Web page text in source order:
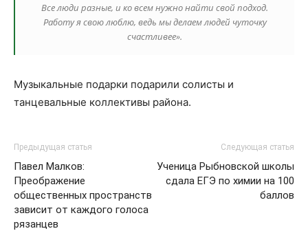
Все люди разные, и ко всем нужно найти свой подход.
Работу я свою люблю, ведь мы делаем людей чуточку
счастливее».
Музыкальные подарки подарили солисты и
танцевальные коллективы района.
Предыдущая статья
Павел Малков:
Преображение
общественных пространств
зависит от каждого голоса
рязанцев
Следующая статья
Ученица Рыбновской школы
сдала ЕГЭ по химии на 100
баллов